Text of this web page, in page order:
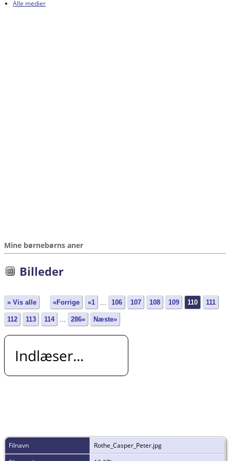
Alle medier
Mine børnebørns aner
Billeder
» Vis alle «Forrige «1 ... 106 107 108 109 110 111
112 113 114 ... 286» Næste»
Indlæser...
Filnavn
Rothe_Casper_Peter.jpg